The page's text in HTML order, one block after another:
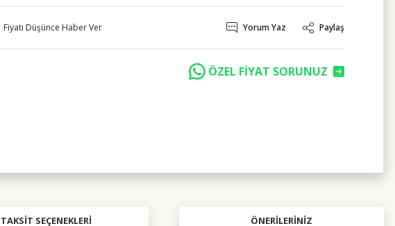
Fiyatı Düşünce Haber Ver Yorum Yaz Paylaş
ÖZEL FİYAT SORUNUZ
TAKSIT SEÇENEKLERI ÖNERILERINIZ